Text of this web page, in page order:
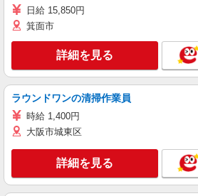
日給 15,850円
箕面市
詳細を見る
ラウンドワンの清掃作業員
時給 1,400円
大阪市城東区
詳細を見る